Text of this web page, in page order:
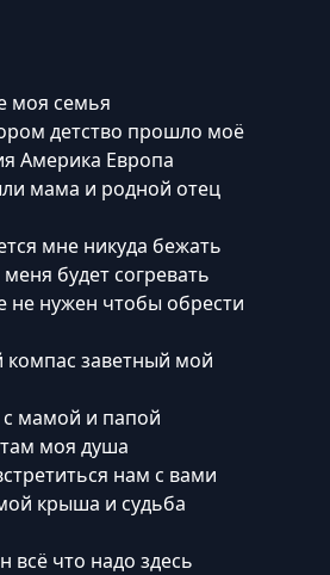
моя семья
детство прошло моё
Америка Европа
мама и родной отец
мне никуда бежать
будет согревать
нужен чтобы обрести
заветный мой
мамой и папой
моя душа
нам с вами
крыша и судьба
всё что надо здесь